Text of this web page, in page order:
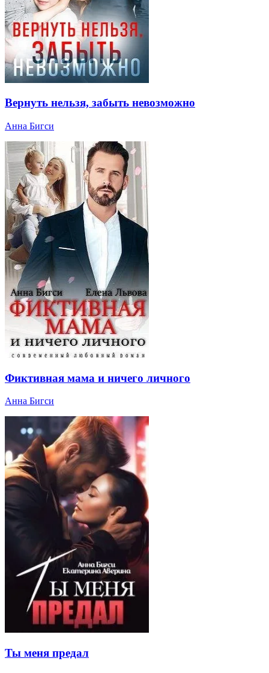
Вернуть нельзя, забыть невозможно
Анна Бигси
Фиктивная мама и ничего личного
Анна Бигси
Ты меня предал